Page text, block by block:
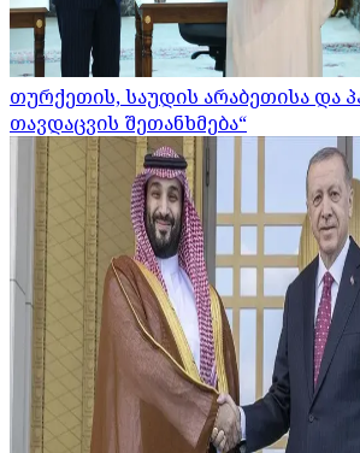
თურქეთის, საუდის არაბეთისა და
თავდაცვის შეთანხმება“